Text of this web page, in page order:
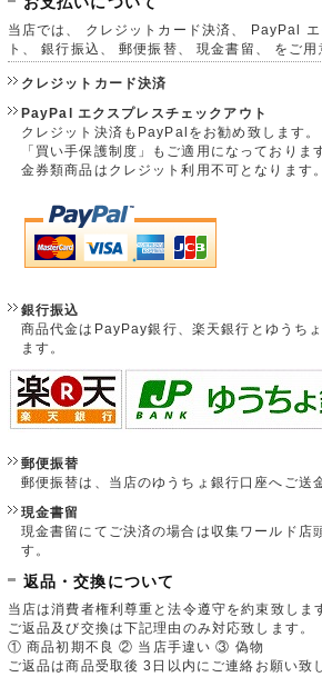
当店では、 クレジットカード決済、 PayPal
ト、 銀行振込、 郵便振替、 現金書留、 をご用
クレジットカード決済
PayPal エクスプレスチェックアウト
クレジット決済もPayPalをお勧め致します。
「買い手保護制度」もご適用になっておりま
金券類商品はクレジット利用不可となります。
銀行振込
商品代金はPayPay銀行、楽天銀行とゆうち
ます。
郵便振替
郵便振替は、当店のゆうちょ銀行口座へご送
現金書留
現金書留にてご決済の場合は収集ワールド店
す。
返品・交換について
当店は消費者権利尊重と法令遵守を約束致しま
ご返品及び交換は下記理由のみ対応致します。
① 商品初期不良 ② 当店手違い ③ 偽物
ご返品は商品受取後 3日以内にご連絡お願い致